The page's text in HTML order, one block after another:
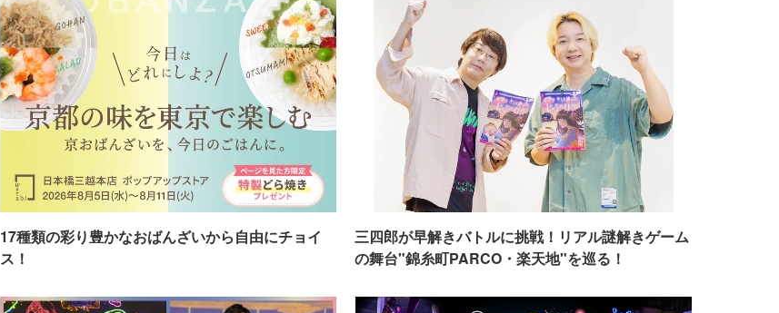
17種類の彩り豊かなおばんざいから自由にチョイ
ス！
三四郎が早解きバトルに挑戦！リアル謎解きゲーム
の舞台"錦糸町PARCO・楽天地"を巡る！